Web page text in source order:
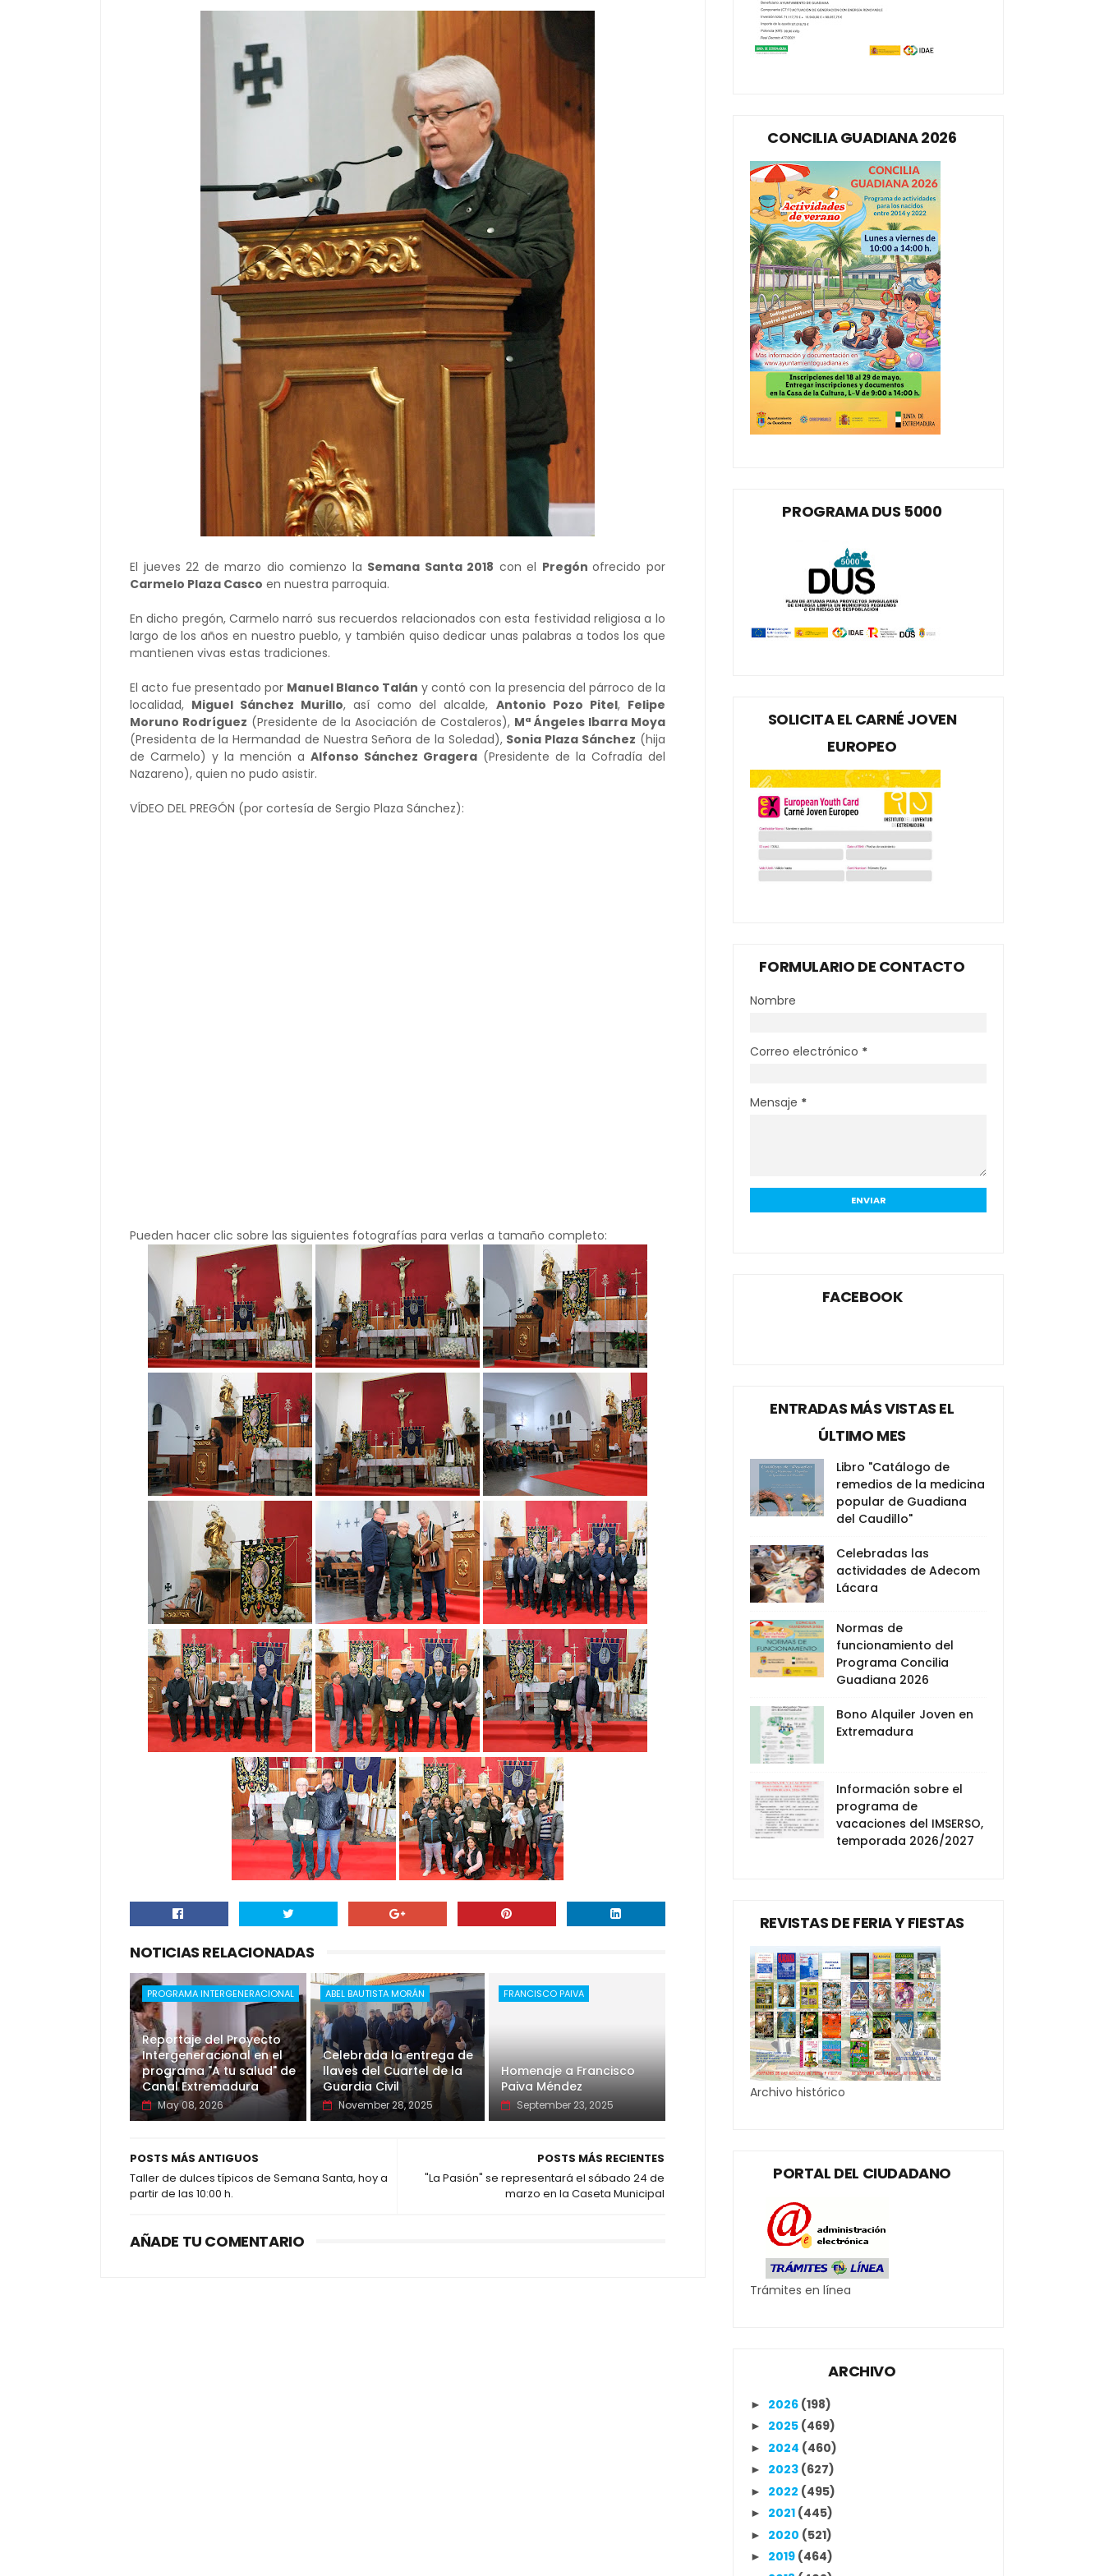
El jueves 22 de marzo dio comienzo la Semana Santa 2018 con el Pregónofrecido por
Carmelo Plaza Casco en nuestra parroquia.
En dicho pregón, Carmelo narró sus recuerdos relacionados con esta festividad religiosa a lo
largo de los años en nuestro pueblo, y también quiso dedicar unas palabras a todos los que
mantienen vivas estas tradiciones.
El acto fue presentado por Manuel Blanco Talán y contó con la presencia del párroco de la
localidad, Miguel Sánchez Murillo, así como del alcalde, Antonio Pozo Pitel, Felipe
Moruno Rodríguez (Presidente de la Asociación de Costaleros), Mª Ángeles Ibarra Moya
(Presidenta de la Hermandad de Nuestra Señora de la Soledad), Sonia Plaza Sánchez (hija
de Carmelo) y la mención a Alfonso Sánchez Gragera(Presidente de la Cofradía del
Nazareno), quien no pudo asistir.
VÍDEO DEL PREGÓN (por cortesía de Sergio Plaza Sánchez):
Pueden hacer clic sobre las siguientes fotografías para verlas a tamaño completo:
NOTICIAS RELACIONADAS
PROGRAMA INTERGENERACIONAL
Reportaje del Proyecto
Intergeneracional en el
programa "A tu salud" de
Canal Extremadura
May 08, 2026
ABEL BAUTISTA MORÁN
Celebrada la entrega de
llaves del Cuartel de la
Guardia Civil
November 28, 2025
FRANCISCO PAIVA
Homenaje a Francisco
Paiva Méndez
September 23, 2025
POSTS MÁS RECIENTES
"La Pasión" se representará el sábado 24 de
marzo en la Caseta Municipal
POSTS MÁS ANTIGUOS
Taller de dulces típicos de Semana Santa, hoy a
partir de las 10:00 h.
AÑADE TU COMENTARIO
CONCILIA GUADIANA 2026
PROGRAMA DUS 5000
SOLICITA EL CARNÉ JOVEN
EUROPEO
FORMULARIO DE CONTACTO
Nombre
Correo electrónico *
Mensaje *
FACEBOOK
ENTRADAS MÁS VISTAS EL
ÚLTIMO MES
Libro "Catálogo de
remedios de la medicina
popular de Guadiana
del Caudillo"
Celebradas las
actividades de Adecom
Lácara
Normas de
funcionamiento del
Programa Concilia
Guadiana 2026
Bono Alquiler Joven en
Extremadura
Información sobre el
programa de
vacaciones del IMSERSO,
temporada 2026/2027
REVISTAS DE FERIA Y FIESTAS
Archivo histórico
PORTAL DEL CIUDADANO
Trámites en línea
ARCHIVO
► 2026 (198)
► 2025 (469)
► 2024 (460)
► 2023 (627)
► 2022 (495)
► 2021 (445)
► 2020 (521)
► 2019 (464)